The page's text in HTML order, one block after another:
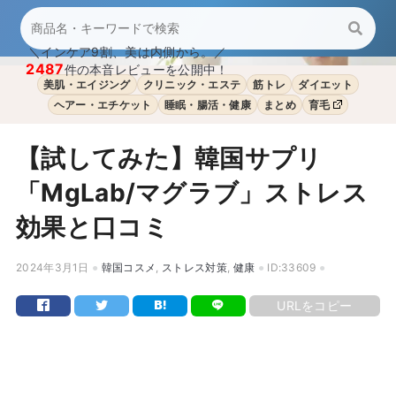
＼インケア9割、美は内側から。／
2487件の本音レビューを公開中！
美肌・エイジング クリニック・エステ 筋トレ
ダイエット
ヘアー・エチケット
睡眠・腸活・健康 まとめ 育毛
【試してみた】韓国サプリ
「MgLab/マグラブ」ストレス
効果と口コミ
2024年3月1日 韓国コスメ , ストレス対策, 健康 ID:33609
URLをコピー